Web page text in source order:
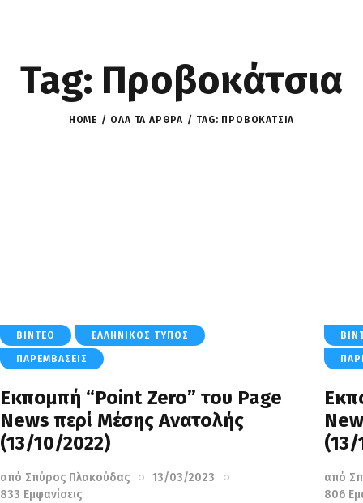
Tag: Προβοκάτσια
HOME ΌΛΑ ΤΑ ΆΡΘΡΑ TAG: ΠΡΟΒΟΚΆΤΣΙΑ
ΒΊΝΤΕΟ ΕΛΛΗΝΙΚΌΣ ΤΎΠΟΣ
ΠΑΡΕΜΒΆΣΕΙΣ
Εκπομπή “Point Zero” του Page
News περί Μέσης Ανατολής
(13/10/2022)
από Σπύρος Πλακούδας
13/03/2023
833 Εμφανίσεις
(13/
από
806